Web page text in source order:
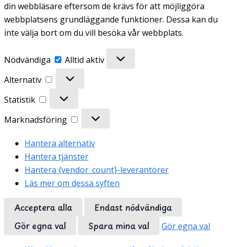
din webbläsare eftersom de krävs för att möjliggöra
webbplatsens grundläggande funktioner. Dessa kan du
inte välja bort om du vill besöka vår webbplats.
Nödvändiga
Alltid aktiv
Alternativ
Statistik
Marknadsföring
Hantera alternativ
Hantera tjänster
Hantera {vendor_count}-leverantörer
Läs mer om dessa syften
Acceptera alla
Endast nödvändiga
Gör egna val
Spara mina val Gör egna val